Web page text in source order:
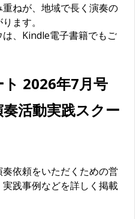
ねが、地域で長く演奏の
ます。
、Kindle電子書籍でもご
2026年7月号
活動実践スクー
依頼をいただくための営
践事例などを詳しく掲載